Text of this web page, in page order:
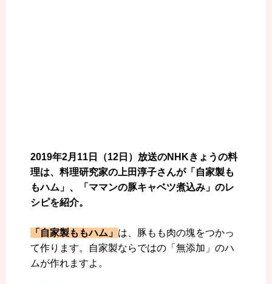
2019年2月11日（12日）放送のNHKきょうの料
理は、料理研究家の上田淳子さんが「自家製も
もハム」、「ママンの豚キャベツ煮込み」のレ
シピを紹介。
「自家製ももハム」 は、豚もも肉の塊をつかっ
て作ります。自家製ならではの「無添加」のハ
ムが作れますよ。